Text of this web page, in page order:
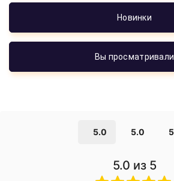
Новинки
Вы просматривали
5.0 5.0
5.0 из 5